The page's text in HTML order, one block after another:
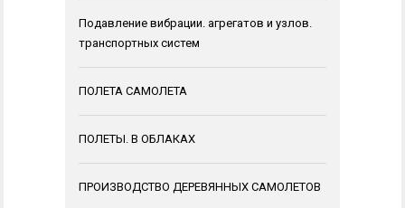
Подавление вибрации. агрегатов и узлов.
транспортных систем
ПОЛЕТА САМОЛЕТА
ПОЛЕТЫ. В ОБЛАКАХ
ПРОИЗВОДСТВО ДЕРЕВЯННЫХ САМОЛЕТОВ